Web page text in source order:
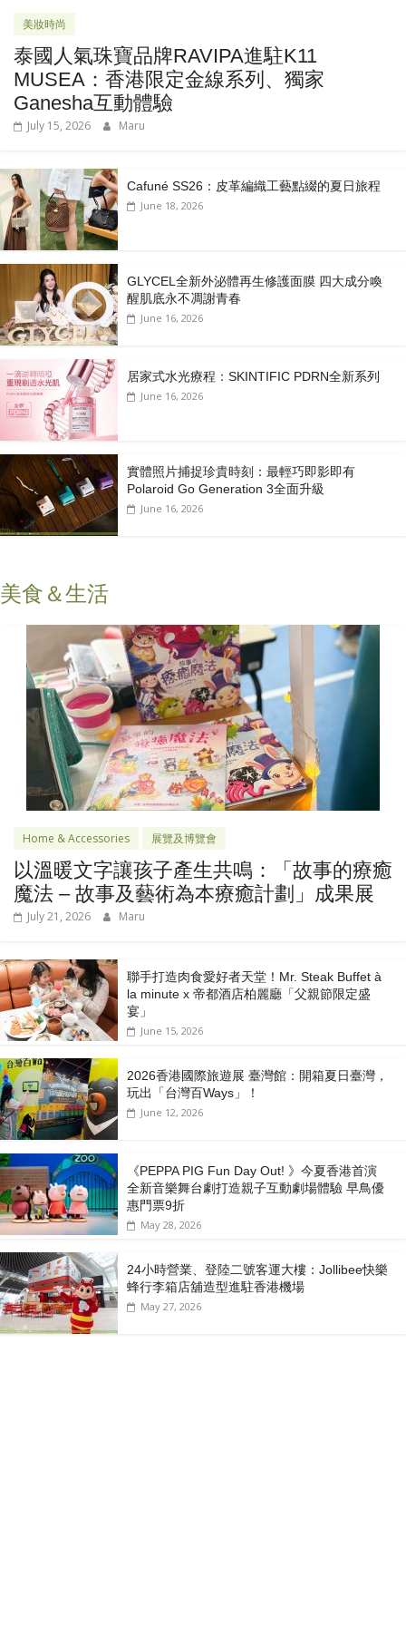
美妝時尚
泰國人氣珠寶品牌RAVIPA進駐K11
MUSEA：香港限定金線系列、獨家
Ganesha互動體驗
July 15, 2026 Maru
Cafuné SS26：皮革編織工藝點綴的夏日旅程
June 18, 2026
GLYCEL全新外泌體再生修護面膜 四大成分喚
醒肌底永不凋謝青春
June 16, 2026
居家式水光療程：SKINTIFIC PDRN全新系列
June 16, 2026
實體照片捕捉珍貴時刻：最輕巧即影即有
Polaroid Go Generation 3全面升級
June 16, 2026
美食＆生活
Home & Accessories 展覽及博覽會
以溫暖文字讓孩子產生共鳴：「故事的療癒
魔法 – 故事及藝術為本療癒計劃」成果展
July 21, 2026 Maru
聯手打造肉食愛好者天堂！Mr. Steak Buffet à
la minute x 帝都酒店柏麗廳「⽗親節限定盛
宴」
June 15, 2026
2026香港國際旅遊展 臺灣館：開箱夏日臺灣，
玩出「台灣百Ways」！
June 12, 2026
《PEPPA PIG Fun Day Out! 》今夏香港首演
全新音樂舞台劇打造親子互動劇場體驗 早鳥優
惠門票9折
May 28, 2026
24小時營業、登陸二號客運大樓：Jollibee快樂
蜂行李箱店舖造型進駐香港機場
May 27, 2026